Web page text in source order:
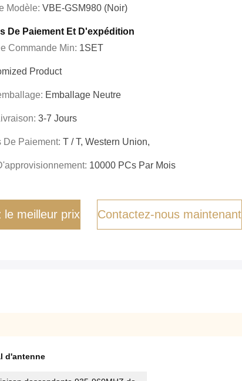
Modèle: VBE-GSM980 (noir)
De Paiement Et D'expédition
Commande Min: 1SET
Product
Emballage Neutre
3-7 Jours
De Paiement: T / T, Western Union,
10000 PCs Par Mois
le meilleur prix Contactez-nous maintenant
d'antenne